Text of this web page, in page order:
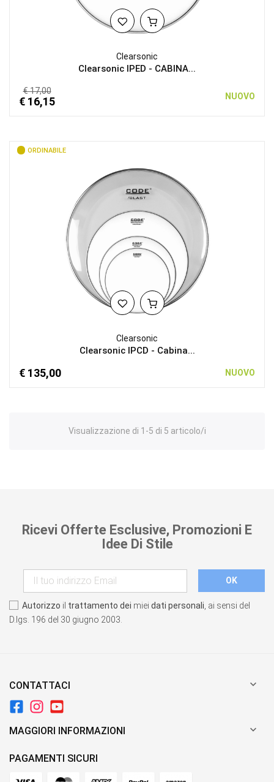
Clearsonic
Clearsonic IPED - CABINA...
€ 17,00
€ 16,15 NUOVO
ORDINABILE
Clearsonic
Clearsonic IPCD - Cabina...
€ 135,00 NUOVO
Visualizzazione di 1-5 di 5 articolo/i
Ricevi Offerte Esclusive, Promozioni E
Idee Di Stile
Autorizzo il trattamento dei miei dati personali , ai sensi del
D.lgs. 196 del 30 giugno 2003.
CONTATTACI 
MAGGIORI INFORMAZIONI 
PAGAMENTI SICURI